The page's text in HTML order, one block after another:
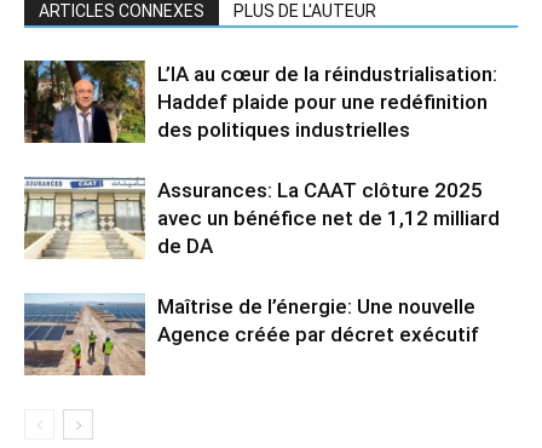
ARTICLES CONNEXES PLUS DE L'AUTEUR
L’IA au cœur de la réindustrialisation:
Haddef plaide pour une redéfinition
des politiques industrielles
Assurances: La CAAT clôture 2025
avec un bénéfice net de 1,12 milliard
de DA
Maîtrise de l’énergie: Une nouvelle
Agence créée par décret exécutif